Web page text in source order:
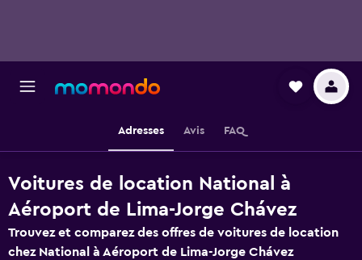
Adresses Avis FAQ
Voitures de location National à
Aéroport de Lima-Jorge Chávez
Trouvez et comparez des offres de voitures de location
chez National à Aéroport de Lima-Jorge Chávez